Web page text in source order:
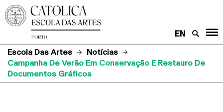
EN
Escola Das Artes
Notícias
Campanha De Verão Em Conservação E Restauro De
Documentos Gráficos